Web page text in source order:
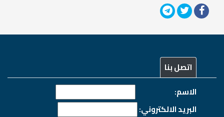
اتصل بنا
الاسم:
البريد الالكتروني: